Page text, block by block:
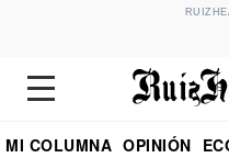
MI COLUMNA OPINIÓN